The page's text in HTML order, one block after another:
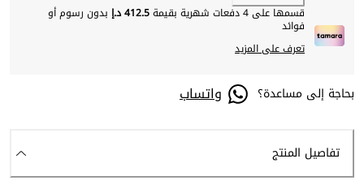
قسمها على 4 دفعات شهرية بقيمة
412.5 د.إ بدون رسوم أو
فوائد
تعرف على المزيد
بحاجة إلى مساعدة؟ واتساب
تفاصيل المنتج